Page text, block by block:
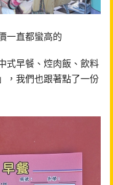
一直都蠻高的
式早餐、焢肉飯、飲料
，我們也跟著點了一份